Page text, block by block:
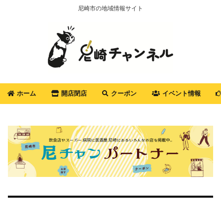
尼崎市の地域情報サイト
ホーム 開店閉店 クーポン イベント情報